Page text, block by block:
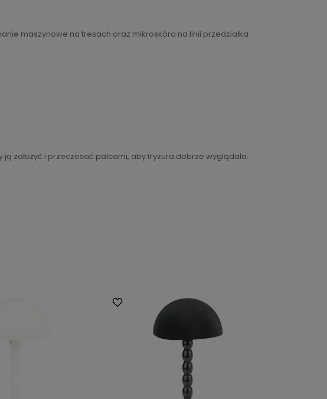
maszynowe na tresach oraz mikroskóra na linii przedziałka.
założyć i przeczesać palcami, aby fryzura dobrze wyglądała.